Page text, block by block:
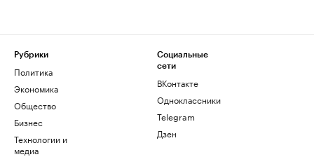
Рубрики
Политика
Экономика
Общество
Бизнес
Технологии и
медиа
Социальные
сети
ВКонтакте
Одноклассники
Telegram
Дзен